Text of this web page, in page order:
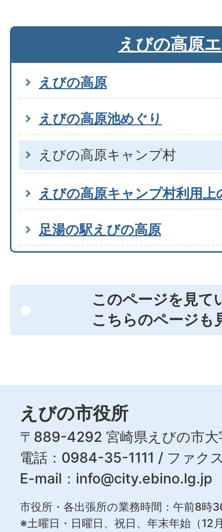
えびの高原
えびの高原
えびの高原池めぐり
えびの高原キャンプ村
えびの高原キャンプ村利用上
足湯の駅えびの高原
このページを見て
こちらのページも
えびの市役所
〒889-4292 宮崎県えびの市大
電話：0984-35-1111 / ファ
E-mail： info@city.ebino.lg.jp
市役所・各出張所の業務時間：午前8時
※土曜日・日曜日、祝日、年末年始（12